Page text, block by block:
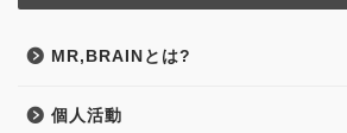
MR,BRAINとは?
個人活動